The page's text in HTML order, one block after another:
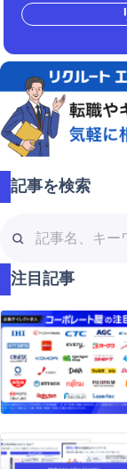
記事を検索
事
名
、
キ
ー
ワ
ド
で
検
索
注目記事